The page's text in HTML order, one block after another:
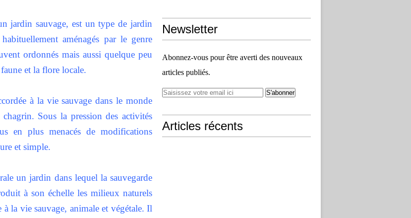
jardin sauvage, est un type de jardin
aménagés par le genre
ordonnés mais aussi quelque peu
et la flore locale.
à la vie sauvage dans le monde
Sous la pression des activités
en plus menacés de modifications
et simple.
un jardin dans lequel la sauvegarde
à son échelle les milieux naturels
la vie sauvage, animale et végétale. Il
Newsletter
Abonnez-vous pour être averti des nouveaux
articles publiés.
Articles récents